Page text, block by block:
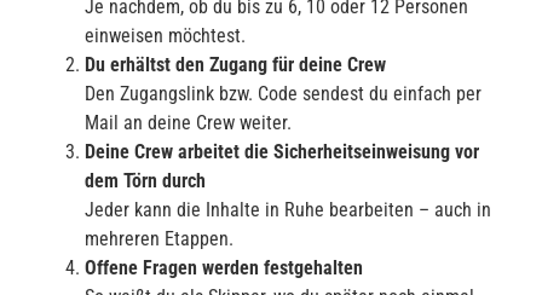
Je nachdem, ob du bis zu 6, 10 oder 12 Personen
einweisen möchtest.
Du erhältst den Zugang für deine Crew
Den Zugangslink bzw. Code sendest du einfach per
Mail an deine Crew weiter.
Deine Crew arbeitet die Sicherheitseinweisung vor
dem Törn durch
Jeder kann die Inhalte in Ruhe bearbeiten – auch in
mehreren Etappen.
Offene Fragen werden festgehalten